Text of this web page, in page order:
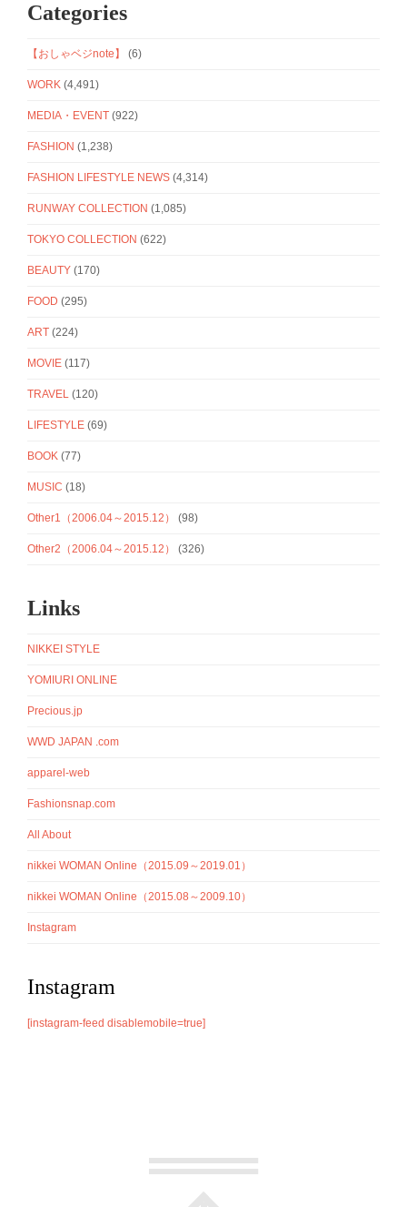
Categories
【おしゃベジnote】 (6)
WORK (4,491)
MEDIA・EVENT (922)
FASHION (1,238)
FASHION LIFESTYLE NEWS (4,314)
RUNWAY COLLECTION (1,085)
TOKYO COLLECTION (622)
BEAUTY (170)
FOOD (295)
ART (224)
MOVIE (117)
TRAVEL (120)
LIFESTYLE (69)
BOOK (77)
MUSIC (18)
Other1（2006.04～2015.12） (98)
Other2（2006.04～2015.12） (326)
Links
NIKKEI STYLE
YOMIURI ONLINE
Precious.jp
WWD JAPAN .com
apparel-web
Fashionsnap.com
All About
nikkei WOMAN Online（2015.09～2019.01）
nikkei WOMAN Online（2015.08～2009.10）
Instagram
Instagram
[instagram-feed disablemobile=true]